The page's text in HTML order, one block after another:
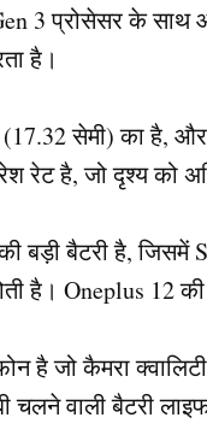
3 प्रोसेसर के
है।
सेमी) का है,
रेट है, जो दृश्य को
बड़ी बैटरी है, जिसमें
है। Oneplus 12
है जो कैमरा
चलने वाली बैटरी